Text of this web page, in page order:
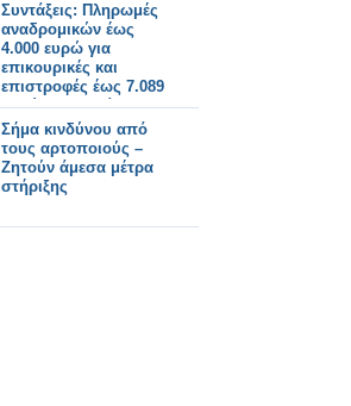
Συντάξεις: Πληρωμές
αναδρομικών έως
4.000 ευρώ για
επικουρικές και
επιστροφές έως 7.089
ευρώ για χηρείας - Οι
δικαιούχοι ανά
κατηγορία.
Σήμα κινδύνου από
τους αρτοποιούς –
Ζητούν άμεσα μέτρα
στήριξης